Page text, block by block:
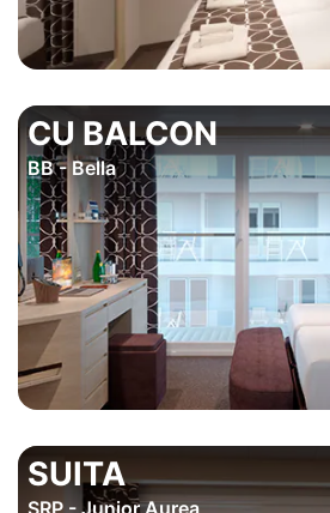
CU BALCON
BB - Bella
SUITA